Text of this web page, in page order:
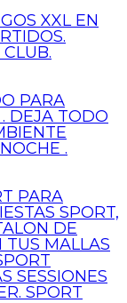
XXL EN
PARA
DEJA TODO
.
PARA
SPORT,
DE
MALLAS
SESSIONES
SPORT